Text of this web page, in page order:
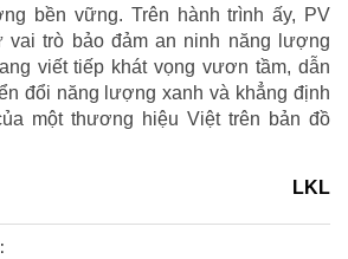
bền vững. Trên hành trình ấy, PV
vai trò bảo đảm an ninh năng lượng
viết tiếp khát vọng vươn tầm, dẫn
đổi năng lượng xanh và khẳng định
một thương hiệu Việt trên bản đồ
LKL